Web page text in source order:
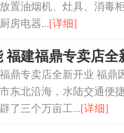
置油烟机、灶具、消毒
房电器...[详细]
福建福鼎专卖店全
鼎专卖店全新开业 福鼎
东北沿海，水陆交通便
了三个万亩工...[详细]